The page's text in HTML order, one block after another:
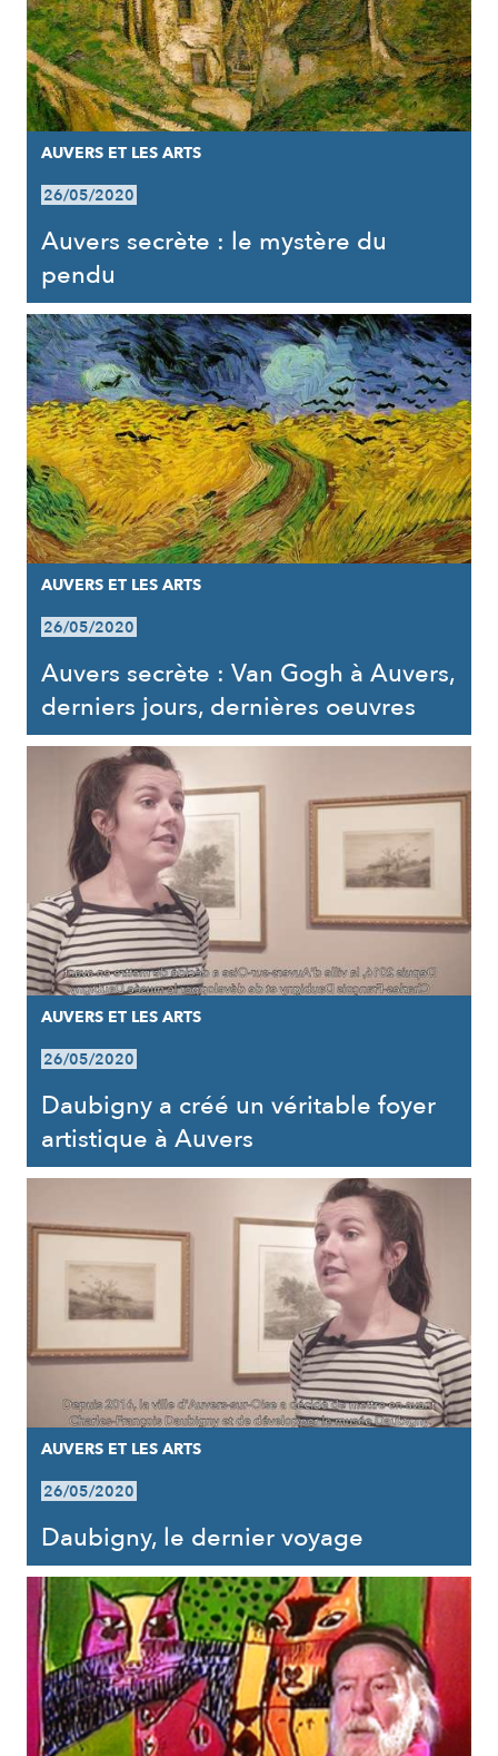
AUVERS ET LES ARTS
26/05/2020
Auvers secrète : le mystère du
pendu
AUVERS ET LES ARTS
26/05/2020
Auvers secrète : Van Gogh à Auvers,
derniers jours, dernières oeuvres
AUVERS ET LES ARTS
26/05/2020
Daubigny a créé un véritable foyer
artistique à Auvers
AUVERS ET LES ARTS
26/05/2020
Daubigny, le dernier voyage